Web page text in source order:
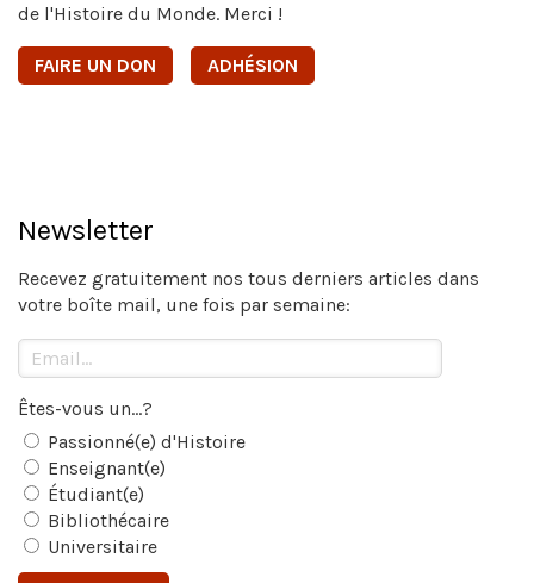
de l'Histoire du Monde. Merci !
FAIRE UN DON ADHÉSION
Newsletter
Recevez gratuitement nos tous derniers articles dans
votre boîte mail, une fois par semaine:
Êtes-vous un...?
Passionné(e) d'Histoire
Enseignant(e)
Étudiant(e)
Bibliothécaire
Universitaire